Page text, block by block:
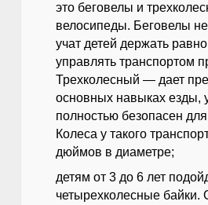
это беговелы и
велосипеды. Беговелы
учат детей держать
управлять транспортом
Трехколесный — дает
основных навыках езды,
полностью безопасен
Колеса у такого
дюймов в диаметре;
детям от 3 до 6 лет
четырехколесные байки.